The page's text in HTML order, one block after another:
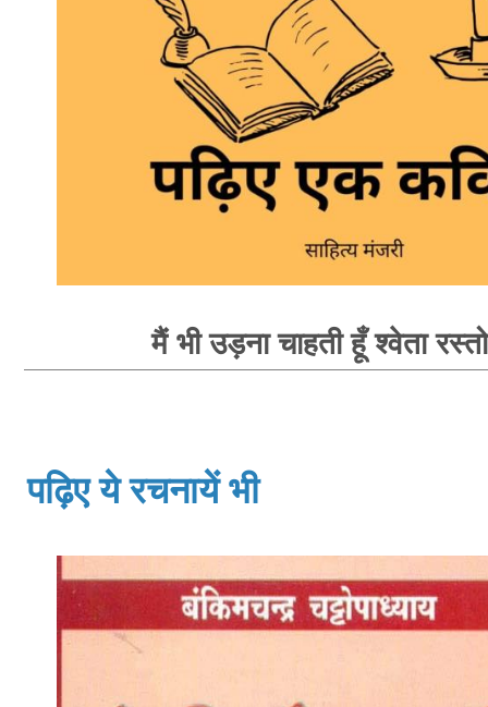
मैं भी उड़ना चाहती हूँ श्वेता
पढ़िए ये रचनायें भी